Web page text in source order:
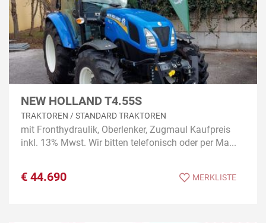
NEW HOLLAND T4.55S
TRAKTOREN / STANDARD TRAKTOREN
mit Fronthydraulik, Oberlenker, Zugmaul Kaufpreis
inkl. 13% Mwst. Wir bitten telefonisch oder per Ma...
€ 44.690 MERKLISTE